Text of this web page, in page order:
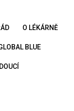
O LÉKÁRNĚ
BLUE